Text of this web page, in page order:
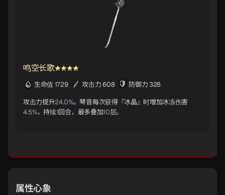
鸣空长歌
生命值 1729 攻击力 608 防御力 328
攻击力提升24.0%。琴音每次获得『冰晶』时增加冰冻伤害
4.5%，持续1回合，最多叠加10层。
属性心象